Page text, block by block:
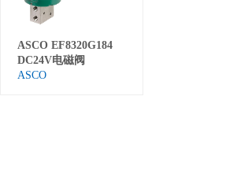
‌ASCO EF8320G184
DC24V电磁阀
ASCO